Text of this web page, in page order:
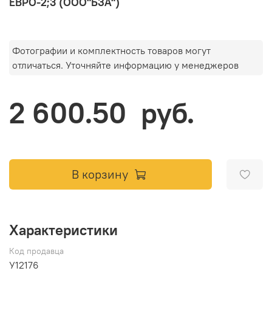
Фотографии и комплектность товаров могут
отличаться. Уточняйте информацию у менеджеров
2 600.50 руб.
В корзину
Характеристики
Код продавца
У12176